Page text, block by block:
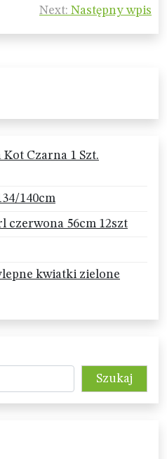
Next: Następny wpis
Czarna 1 Szt.
140cm
czerwona 56cm 12szt
kwiatki zielone
Szukaj